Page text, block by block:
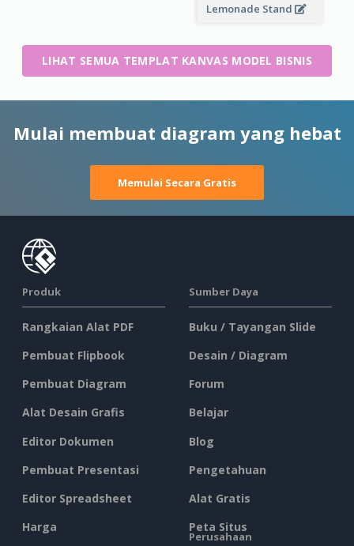
Lemonade Stand
LIHAT SEMUA TEMPLAT KANVAS MODEL BISNIS
Mulai membuat diagram yang hebat
Memulai Secara Gratis
Produk
Rangkaian Alat PDF
Pembuat Flipbook
Pembuat Diagram
Alat Desain Grafis
Editor Dokumen
Pembuat Presentasi
Editor Spreadsheet
Harga
Sumber Daya
Buku / Tayangan Slide
Desain / Diagram
Forum
Belajar
Blog
Pengetahuan
Alat Gratis
Peta Situs
Perusahaan